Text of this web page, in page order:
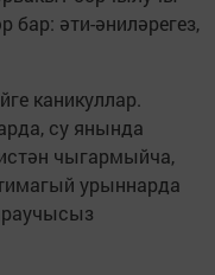
бар: әти-әниләрегез,
каникуллар.
су янында
чыгармыйча,
урыннарда